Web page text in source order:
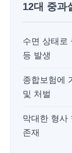
12대 중과
수면 상태로
등 발생
종합보험에
및 처벌
막대한 형사
존재